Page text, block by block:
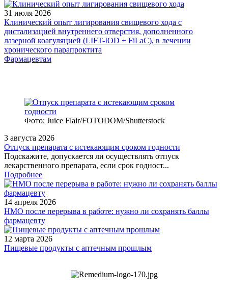
31 июля 2026
Клинический опыт лигирования свищевого хода с
дистализацией внутреннего отверстия, дополненного
лазерной коагуляцией (LIFT-IOD + FiLaC), в лечении
хронического парапроктита
Фармацевтам
Фото: Juice Flair/FOTODOM/Shutterstoсk
3 августа 2026
Отпуск препарата с истекающим сроком годности
Подскажите, допускается ли осуществлять отпуск
лекарственного препарата, если срок годност...
Подробнее
14 апреля 2026
НМО после перерыва в работе: нужно ли сохранять баллы
фармацевту
12 марта 2026
Пищевые продукты с аптечным прошлым